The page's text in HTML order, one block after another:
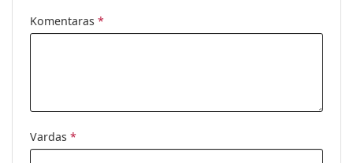
Komentaras *
Vardas *